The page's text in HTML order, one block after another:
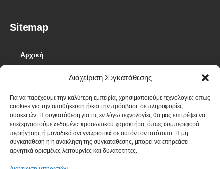
Διαχείριση Συγκατάθεσης
Για να παρέχουμε την καλύτερη εμπειρία, χρησιμοποιούμε τεχνολογίες όπως
cookies για την αποθήκευση ή/και την πρόσβαση σε πληροφορίες
συσκευών. Η συγκατάθεση για τις εν λόγω τεχνολογίες θα μας επιτρέψει να
επεξεργαστούμε δεδομένα προσωπικού χαρακτήρα, όπως συμπεριφορά
περιήγησης ή μοναδικά αναγνωριστικά σε αυτόν τον ιστότοπο. Η μη
συγκατάθεση ή η ανάκληση της συγκατάθεσης, μπορεί να επηρεάσει
αρνητικά ορισμένες λειτουργίες και δυνατότητες.
Sitemap
Αρχική
Π. Καλιακούδας
Χ. Μέξη
Υπηρεσίες
Blog